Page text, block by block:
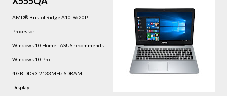
AMD® Bristol Ridge A10-9620P
Processor
Windows 10 Home - ASUS recommends
Windows 10 Pro.
4 GB DDR3 2133MHz SDRAM
Display